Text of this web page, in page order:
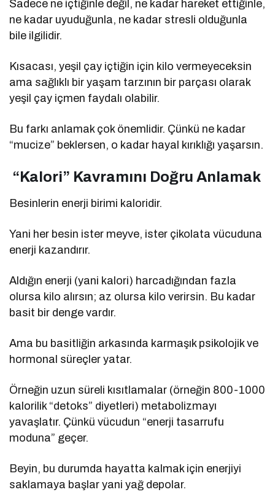
Sadece ne içtiğinle değil, ne kadar hareket ettiğinle,
ne kadar uyuduğunla, ne kadar stresli olduğunla
bile ilgilidir.
Kısacası, yeşil çay içtiğin için kilo vermeyeceksin
ama sağlıklı bir yaşam tarzının bir parçası olarak
yeşil çay içmen faydalı olabilir.
Bu farkı anlamak çok önemlidir. Çünkü ne kadar
“mucize” beklersen, o kadar hayal kırıklığı yaşarsın.
“Kalori” Kavramını Doğru Anlamak
Besinlerin enerji birimi kaloridir.
Yani her besin ister meyve, ister çikolata vücuduna
enerji kazandırır.
Aldığın enerji (yani kalori) harcadığından fazla
olursa kilo alırsın; az olursa kilo verirsin. Bu kadar
basit bir denge vardır.
Ama bu basitliğin arkasında karmaşık psikolojik ve
hormonal süreçler yatar.
Örneğin uzun süreli kısıtlamalar (örneğin 800-1000
kalorilik “detoks” diyetleri) metabolizmayı
yavaşlatır. Çünkü vücudun “enerji tasarrufu
moduna” geçer.
Beyin, bu durumda hayatta kalmak için enerjiyi
saklamaya başlar yani yağ depolar.